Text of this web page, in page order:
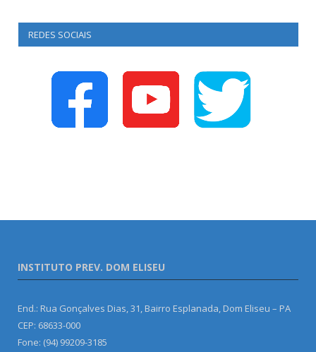
REDES SOCIAIS
INSTITUTO PREV. DOM ELISEU
End.: Rua Gonçalves Dias, 31, Bairro Esplanada, Dom Eliseu – PA
CEP: 68633-000
Fone: (94) 99209-3185